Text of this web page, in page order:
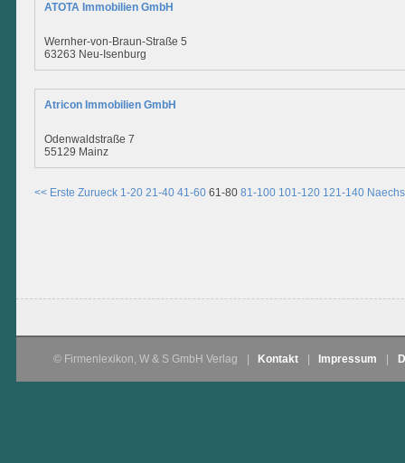
ATOTA Immobilien GmbH
Wernher-von-Braun-Straße 5
63263 Neu-Isenburg
Atricon Immobilien GmbH
Odenwaldstraße 7
55129 Mainz
<< Erste Zurueck 1-20 21-40 41-60 61-80 81-100 101-120 121-140
© Firmenlexikon, W & S GmbH Verlag Kontakt Impressum